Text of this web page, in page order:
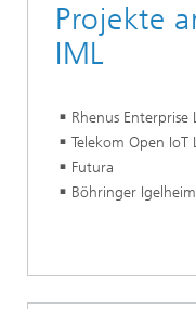
Projekte
IML
Rhenus Enterprise
Telekom Open IoT
Futura
Böhringer Igelheim